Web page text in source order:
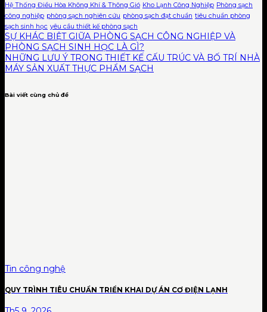
Hệ Thống Điều Hòa Không Khí & Thông Gió Kho Lạnh Công Nghiệp Phòng sạch
công nghiệp phòng sạch nghiên cứu phòng sạch đạt chuẩn tiêu chuẩn phòng
sạch sinh học yêu cầu thiết kế phòng sạch
SỰ KHÁC BIỆT GIỮA PHÒNG SẠCH CÔNG NGHIỆP VÀ
PHÒNG SẠCH SINH HỌC LÀ GÌ?
NHỮNG LƯU Ý TRONG THIẾT KẾ CẤU TRÚC VÀ BỐ TRÍ NHÀ
MÁY SẢN XUẤT THỰC PHẨM SẠCH
Bài viết cùng chủ đề
Tin công nghệ
QUY TRÌNH TIÊU CHUẨN TRIỂN KHAI DỰ ÁN CƠ ĐIỆN LẠNH